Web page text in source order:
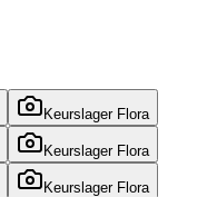
Keurslager Flora
Keurslager Flora
Keurslager Flora